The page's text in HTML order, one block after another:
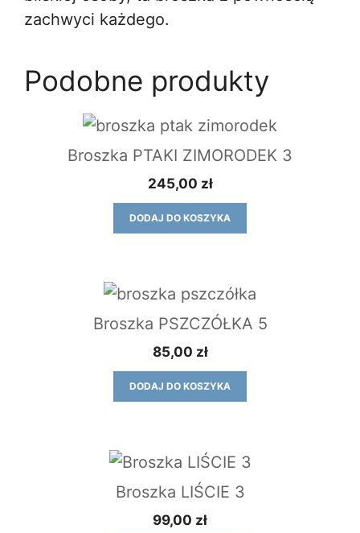
zachwyci każdego.
Podobne produkty
Broszka PTAKI ZIMORODEK 3
245,00 zł
DODAJ DO KOSZYKA
Broszka PSZCZÓŁKA 5
85,00 zł
DODAJ DO KOSZYKA
Broszka LIŚCIE 3
99,00 zł